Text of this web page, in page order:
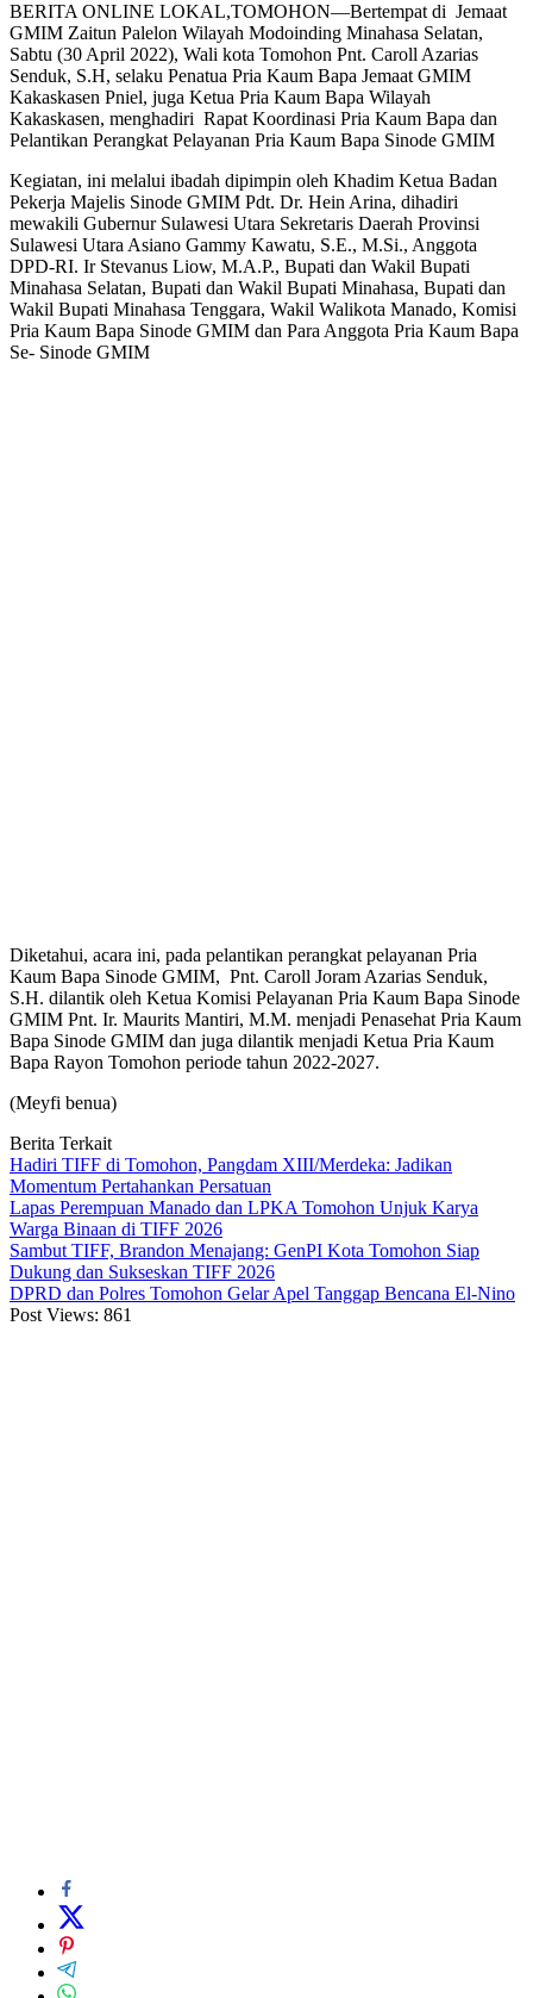
BERITA ONLINE LOKAL,TOMOHON—Bertempat di Jemaat
GMIM Zaitun Palelon Wilayah Modoinding Minahasa Selatan,
Sabtu (30 April 2022), Wali kota Tomohon Pnt. Caroll Azarias
Senduk, S.H, selaku Penatua Pria Kaum Bapa Jemaat GMIM
Kakaskasen Pniel, juga Ketua Pria Kaum Bapa Wilayah
Kakaskasen, menghadiri Rapat Koordinasi Pria Kaum Bapa dan
Pelantikan Perangkat Pelayanan Pria Kaum Bapa Sinode GMIM
Kegiatan, ini melalui ibadah dipimpin oleh Khadim Ketua Badan
Pekerja Majelis Sinode GMIM Pdt. Dr. Hein Arina, dihadiri
mewakili Gubernur Sulawesi Utara Sekretaris Daerah Provinsi
Sulawesi Utara Asiano Gammy Kawatu, S.E., M.Si., Anggota
DPD-RI. Ir Stevanus Liow, M.A.P., Bupati dan Wakil Bupati
Minahasa Selatan, Bupati dan Wakil Bupati Minahasa, Bupati dan
Wakil Bupati Minahasa Tenggara, Wakil Walikota Manado, Komisi
Pria Kaum Bapa Sinode GMIM dan Para Anggota Pria Kaum Bapa
Se- Sinode GMIM
Diketahui, acara ini, pada pelantikan perangkat pelayanan Pria
Kaum Bapa Sinode GMIM, Pnt. Caroll Joram Azarias Senduk,
S.H. dilantik oleh Ketua Komisi Pelayanan Pria Kaum Bapa Sinode
GMIM Pnt. Ir. Maurits Mantiri, M.M. menjadi Penasehat Pria Kaum
Bapa Sinode GMIM dan juga dilantik menjadi Ketua Pria Kaum
Bapa Rayon Tomohon periode tahun 2022-2027.
(Meyfi benua)
Berita Terkait
Hadiri TIFF di Tomohon, Pangdam XIII/Merdeka: Jadikan
Momentum Pertahankan Persatuan
Lapas Perempuan Manado dan LPKA Tomohon Unjuk Karya
Warga Binaan di TIFF 2026
Sambut TIFF, Brandon Menajang: ​GenPI Kota Tomohon Siap
Dukung dan Sukseskan TIFF 2026
DPRD dan Polres Tomohon Gelar Apel Tanggap Bencana El-Nino
Post Views: 861